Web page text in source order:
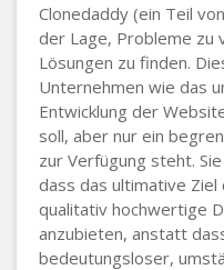
Clonedaddy (ein Teil
der Lage, Probleme zu
Lösungen zu finden.
Unternehmen wie das
Entwicklung der
soll, aber nur ein
zur Verfügung steht.
dass das ultimative
qualitativ hochwertige
anzubieten, anstatt
bedeutungsloser,